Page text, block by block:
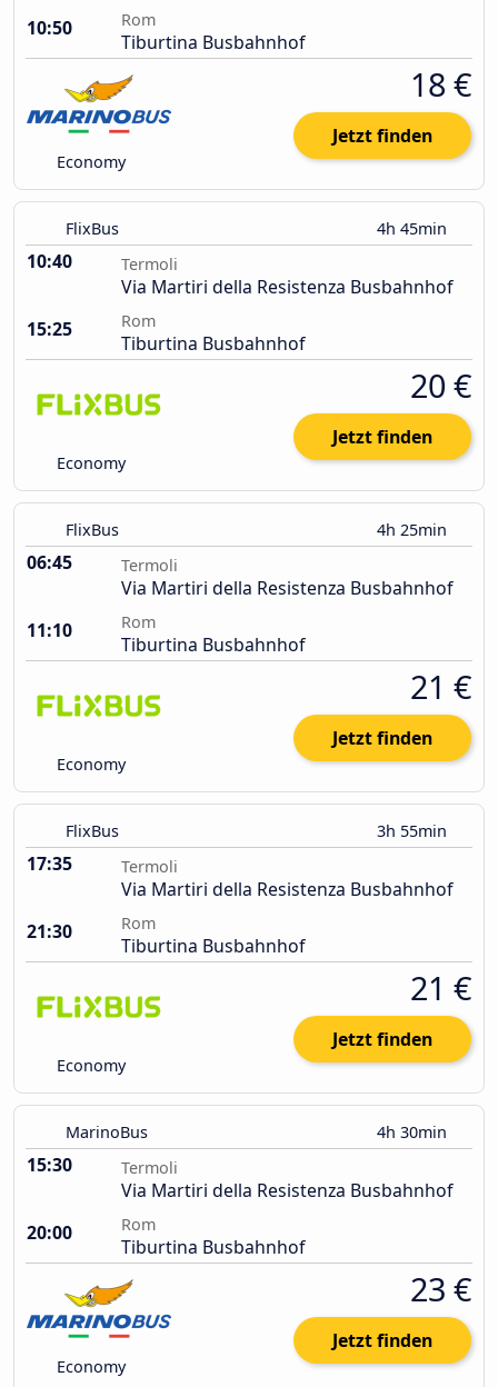
10:50
Rom
Tiburtina Busbahnhof
Economy
18 €
Jetzt finden
FlixBus 4h 45min
10:40 Termoli
Via Martiri della Resistenza Busbahnhof
15:25
Rom
Tiburtina Busbahnhof
Economy
20 €
Jetzt finden
FlixBus 4h 25min
06:45 Termoli
Via Martiri della Resistenza Busbahnhof
11:10
Rom
Tiburtina Busbahnhof
Economy
21 €
Jetzt finden
FlixBus 3h 55min
17:35 Termoli
Via Martiri della Resistenza Busbahnhof
21:30
Rom
Tiburtina Busbahnhof
Economy
21 €
Jetzt finden
MarinoBus 4h 30min
15:30 Termoli
Via Martiri della Resistenza Busbahnhof
20:00
Rom
Tiburtina Busbahnhof
Economy
23 €
Jetzt finden